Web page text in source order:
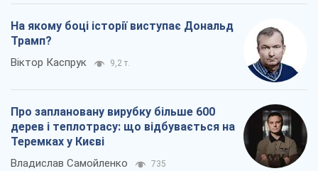
На якому боці історії виступає Дональд
Трамп?
Віктор Каспрук 9,2 т.
Про заплановану вирубку більше 600
дерев і теплотрасу: що відбувається на
Теремках у Києві
Владислав Самойленко 735